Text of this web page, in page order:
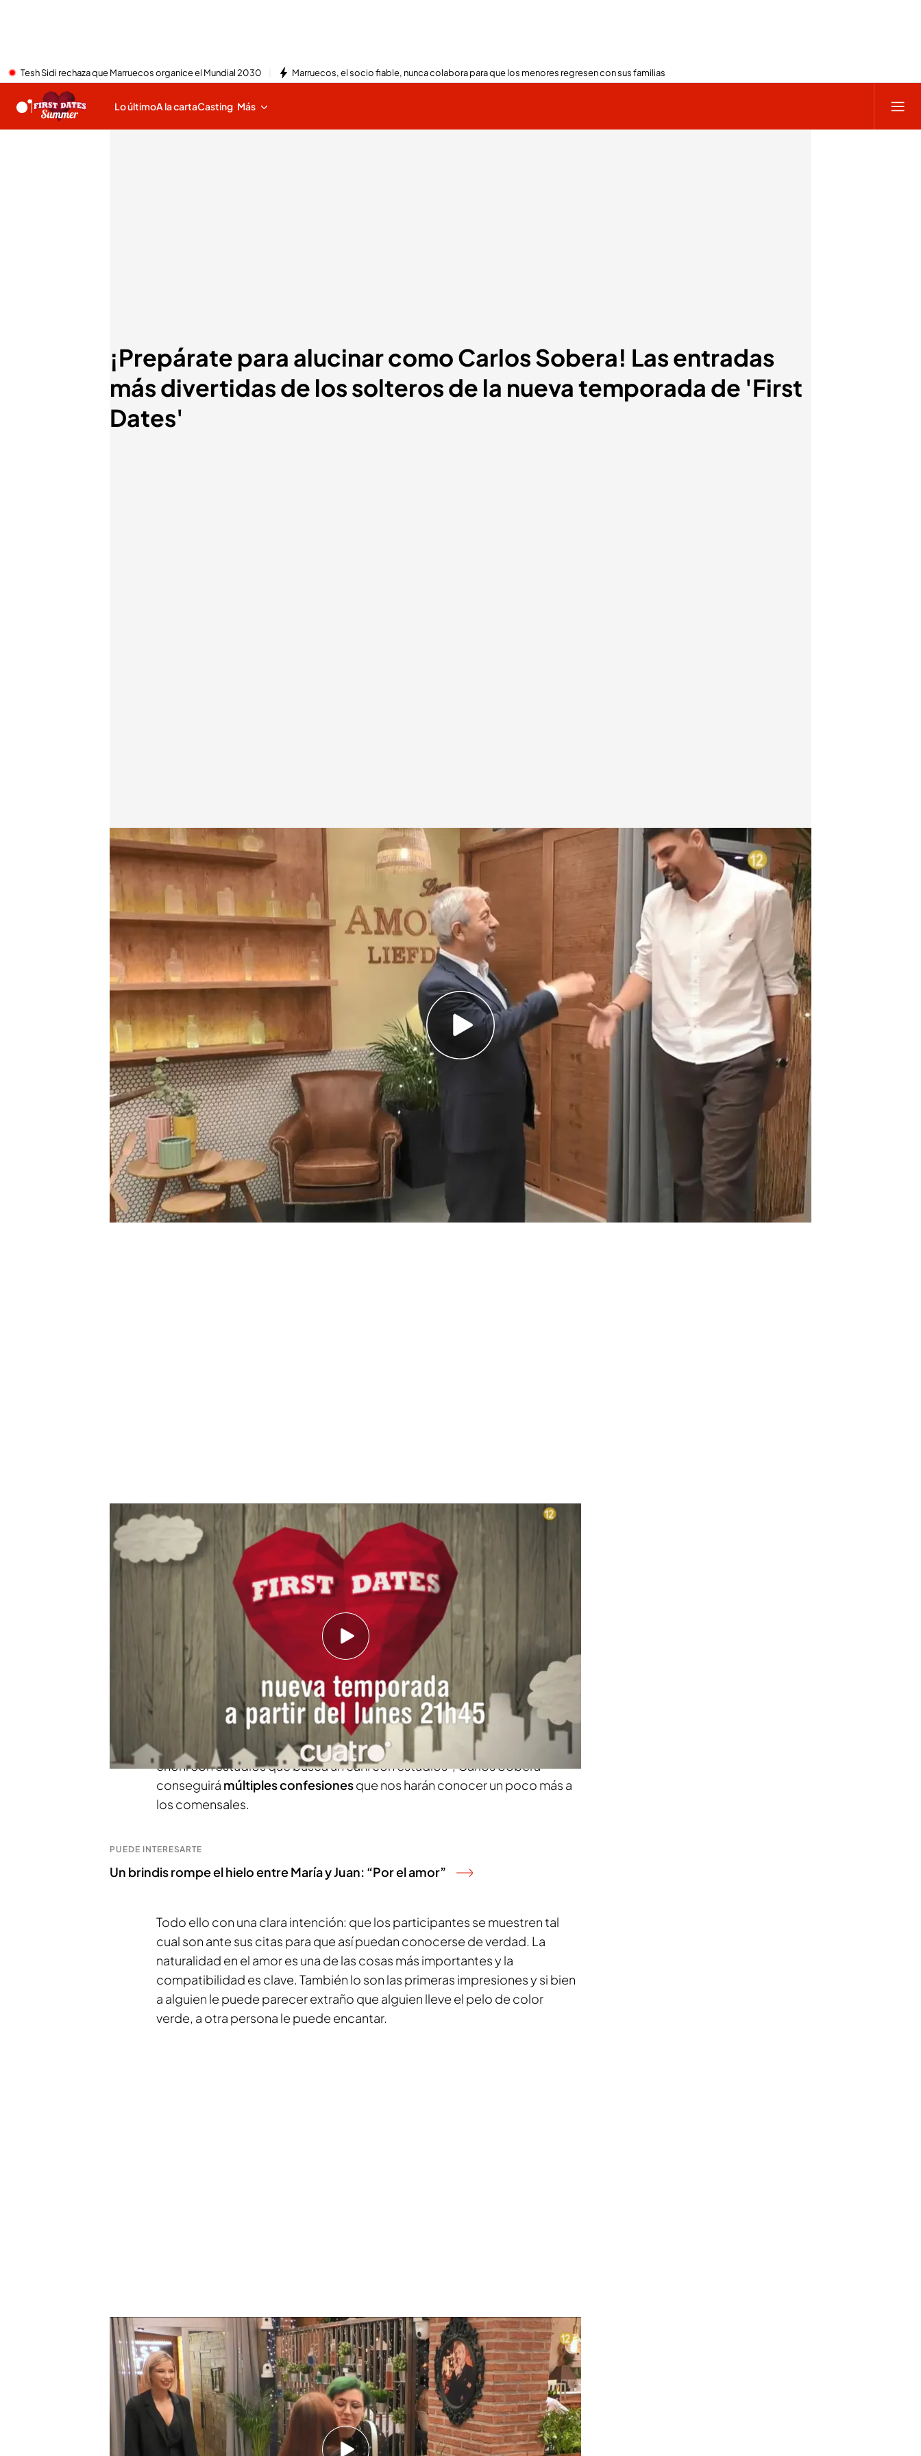
Tesh Sidi rechaza que Marruecos organice el Mundial 2030 Marruecos, el socio fiable, nunca colabora para que los menores regresen con sus familias
Lo últimoA la cartaCasting Más
¡Prepárate para alucinar como Carlos Sobera! Las entradas
más divertidas de los solteros de la nueva temporada de 'First
Dates'
Avance: ¡Carlos Sobera alucina con las entradas de los nuevos participantes de 'First dates'!
First Dates
01 SEP 2023 - 13:39h.
Ya tenemos fecha para la nueva temporada de 'First Dates': a partir del
lunes a las 21:45h, en Cuatro
Una explosión en ‘First Dates’ paraliza a los solteros: “¿Quién se ha
matado?”
Jordi impresiona a Carlos Sobera en ‘First Dates’: “Lo hago con una
mano y en menos de un minuto”
Compartir
'First dates' estrena su nueva temporada el lunes 4 de septiembre a
partir de las 21.45 horas en Cuatro. ¡Y ya tenemos las primeras imágenes
Carlos Sobera será el primer sorprendido ante los nuevos participantes
dispuestos a encontrar el amor en el restaurante más famoso.
Ya tenemos fecha para la nueva temporada de 'First Dates': a partir del lunes a las 21:45h, en Cuatro
PUEDE INTERESARTE
Fran, ante su gran parecido con su cita: “El rollo gemelier no me va”
Son muchos los años que lleva Carlos Sobera
recibiendo a personas en
'First dates'. Él es la primera persona a la que ven con esos nervios previos
a encontrarse con el que puede ser el amor de sus vidas.
El presentador
ha visto de todo y, sin embargo, en la nueva temporada del programa
seguirá impresionándose
con las entradas de algunos participantes.
Desde un hombre que le sacará casi dos cabezas de altura hasta "una
choni con estudios que busca un cani con estudios", Carlos Sobera
conseguirá múltiples confesionesque nos harán conocer un poco más a
los comensales.
PUEDE INTERESARTE
Un brindis rompe el hielo entre María y Juan: “Por el amor”
Todo ello con una clara intención: que los participantes se muestren tal
cual son ante sus citas para que así puedan conocerse de verdad. La
naturalidad en el amor es una de las cosas más importantes y la
compatibilidad es clave. También lo son las primeras impresiones y si bien
a alguien le puede parecer extraño que alguien lleve el pelo de color
verde, a otra persona le puede encantar.
Avance: el pelo verde no tiene por qué ser un impedimento
PUEDE INTERESARTE
El tigre de Almería se hace pequeñito al ver a su cita en ‘First Dates’: “Miau”
Y sobre todo, lo que más une es reírse. Ser cómplices en un momento